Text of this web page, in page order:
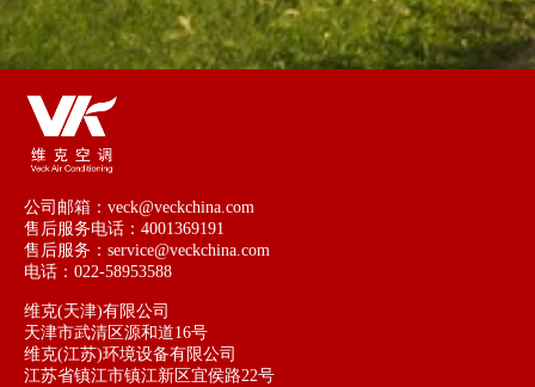
公司邮箱：veck@veckchina.com
售后服务电话：4001369191
售后服务：service@veckchina.com
电话：022-58953588
维克(天津)有限公司
天津市武清区源和道16号
维克(江苏)环境设备有限公司
江苏省镇江市镇江新区宜侯路22号